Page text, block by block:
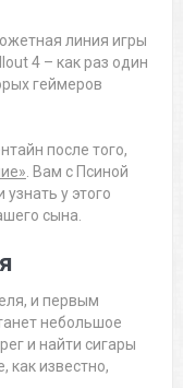
линия игры
4 – как раз один
геймеров
после того,
. Вам с Псиной
у этого
сына.
и первым
небольшое
и найти сигары
как известно,